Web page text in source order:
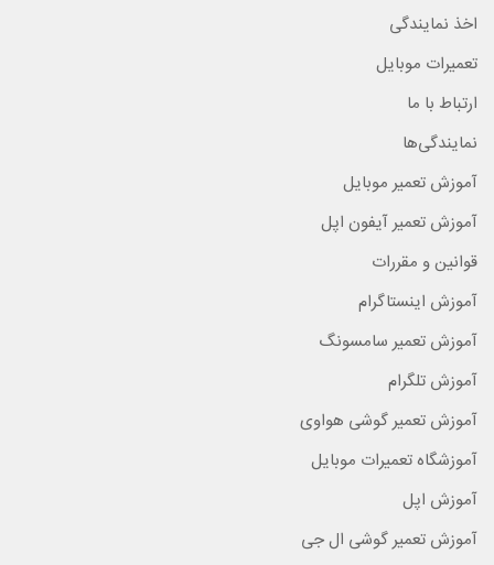
اخذ نمایندگی
تعمیرات موبایل
ارتباط با ما
نمایندگی‌ها
آموزش تعمیر موبایل
آموزش تعمیر آیفون اپل
قوانین و مقررات
آموزش اینستاگرام
آموزش تعمیر سامسونگ
آموزش تلگرام
آموزش تعمیر گوشی هواوی
آموزشگاه تعمیرات موبایل
آموزش اپل
آموزش تعمیر گوشی ال جی